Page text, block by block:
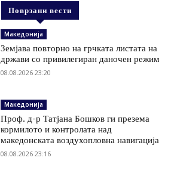
Поврзани вести
Македонија
Земјава повторно на грчката листата на
држави со привилегиран даночен режим
08.08.2026 23:20
Македонија
Проф. д-р Татјана Бошков ги презема
кормилото и контролата над
македонската воздухопловна навигација
08.08.2026 23:16